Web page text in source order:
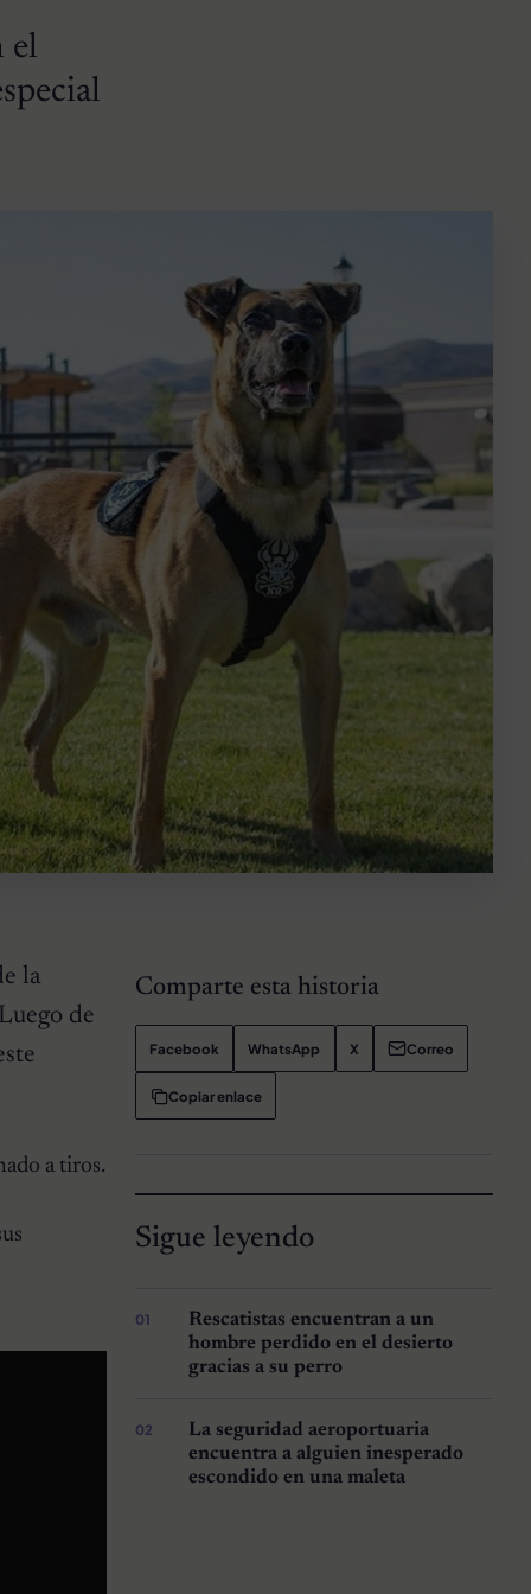
el
la
de
a tiros.
Comparte esta historia
Facebook WhatsApp X Correo
Copiar enlace
Sigue leyendo
Rescatistas encuentran a un
hombre perdido en el desierto
gracias a su perro
La seguridad aeroportuaria
encuentra a alguien inesperado
escondido en una maleta